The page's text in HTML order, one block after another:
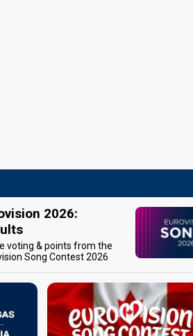
2026:
voting & points from the
Song Contest 2026